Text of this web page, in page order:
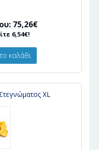
75,26€
6,54€!
καλάθι
XL